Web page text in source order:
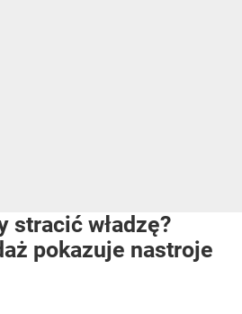
stracić władzę?
pokazuje nastroje